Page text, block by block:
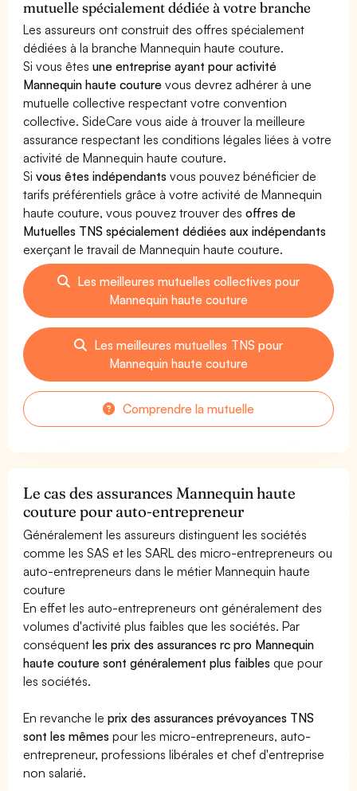
mutuelle spécialement dédiée à votre branche
Les assureurs ont construit des offres spécialement
dédiées à la branche Mannequin haute couture.
Si vous êtesune entreprise ayant pour activité
Mannequin haute couture vous devrez adhérer à une
mutuelle collective respectant votre convention
collective. SideCare vous aide à trouver la meilleure
assurance respectant les conditions légales liées à votre
activité de Mannequin haute couture.
Sivous êtes indépendants vous pouvez bénéficier de
tarifs préférentiels grâce à votre activité de Mannequin
haute couture, vous pouvez trouver desoffres de
Mutuelles TNS spécialement dédiées aux indépendants
exerçant le travail de Mannequin haute couture.
Les meilleures mutuelles collectives pour
Mannequin haute couture
Les meilleures mutuelles TNS pour
Mannequin haute couture
Comprendre la mutuelle
Le cas des assurances Mannequin haute
couture pour auto-entrepreneur
Généralement les assureurs distinguent les sociétés
comme les SAS et les SARL des micro-entrepreneurs ou
auto-entrepreneurs dans le métier Mannequin haute
couture
En effet les auto-entrepreneurs ont généralement des
volumes d'activité plus faibles que les sociétés. Par
conséquentles prix des assurances rc pro Mannequin
haute couture sont généralement plus faibles que pour
les sociétés.
En revanche leprix des assurances prévoyances TNS
sont les mêmes pour les micro-entrepreneurs, auto-
entrepreneur, professions libérales et chef d'entreprise
non salarié.